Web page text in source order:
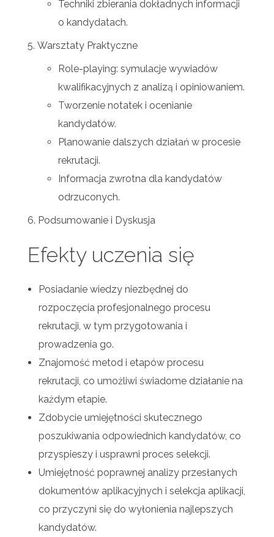
Techniki zbierania dokładnych informacji
o kandydatach.
Warsztaty Praktyczne
Role-playing: symulacje wywiadów
kwalifikacyjnych z analizą i opiniowaniem.
Tworzenie notatek i ocenianie
kandydatów.
Planowanie dalszych działań w procesie
rekrutacji.
Informacja zwrotna dla kandydatów
odrzuconych.
Podsumowanie i Dyskusja
Efekty uczenia się
Posiadanie wiedzy niezbędnej do
rozpoczęcia profesjonalnego procesu
rekrutacji, w tym przygotowania i
prowadzenia go.
Znajomość metod i etapów procesu
rekrutacji, co umożliwi świadome działanie na
każdym etapie.
Zdobycie umiejętności skutecznego
poszukiwania odpowiednich kandydatów, co
przyspieszy i usprawni proces selekcji.
Umiejętność poprawnej analizy przesłanych
dokumentów aplikacyjnych i selekcja aplikacji,
co przyczyni się do wyłonienia najlepszych
kandydatów.